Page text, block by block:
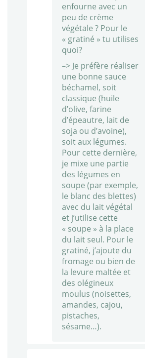
enfourne avec un
peu de crème
végétale ? Pour le
« gratiné » tu utilises
quoi?
–> Je préfère réaliser
une bonne sauce
béchamel, soit
classique (huile
d’olive, farine
d’épeautre, lait de
soja ou d’avoine),
soit aux légumes.
Pour cette dernière,
je mixe une partie
des légumes en
soupe (par exemple,
le blanc des blettes)
avec du lait végétal
et j’utilise cette
« soupe » à la place
du lait seul. Pour le
gratiné, j’ajoute du
fromage ou bien de
la levure maltée et
des olégineux
moulus (noisettes,
amandes, cajou,
pistaches,
sésame…).